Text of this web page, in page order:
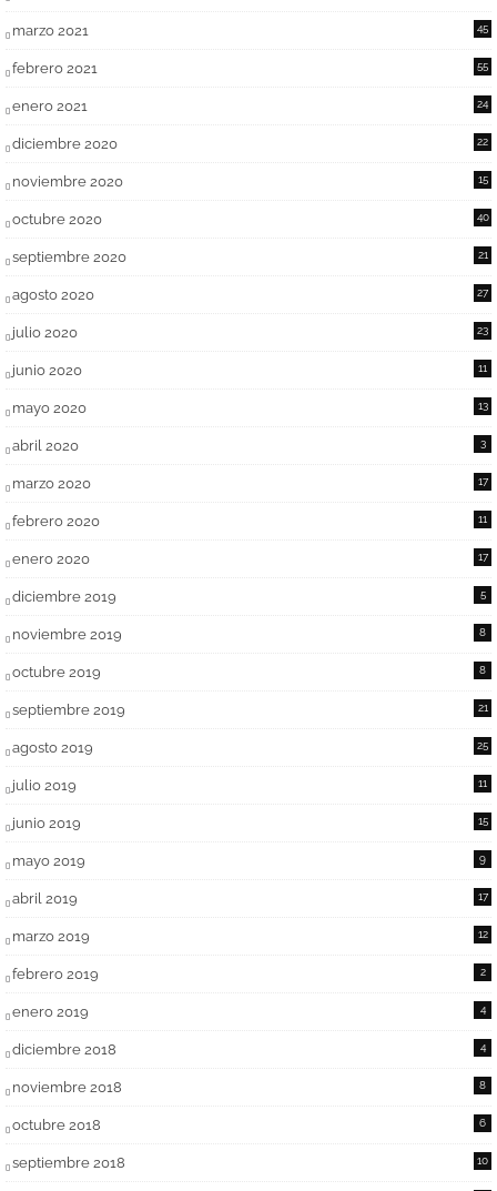
marzo 2021 45
febrero 2021 55
enero 2021 24
diciembre 2020 22
noviembre 2020 15
octubre 2020 40
septiembre 2020 21
agosto 2020 27
julio 2020 23
junio 2020 11
mayo 2020 13
abril 2020 3
marzo 2020 17
febrero 2020 11
enero 2020 17
diciembre 2019 5
noviembre 2019 8
octubre 2019 8
septiembre 2019 21
agosto 2019 25
julio 2019 11
junio 2019 15
mayo 2019 9
abril 2019 17
marzo 2019 12
febrero 2019 2
enero 2019 4
diciembre 2018 4
noviembre 2018 8
octubre 2018 6
septiembre 2018 10